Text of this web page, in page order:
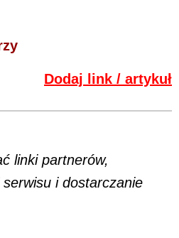
Dodaj link / artykuł
linki partnerów,
i dostarczanie